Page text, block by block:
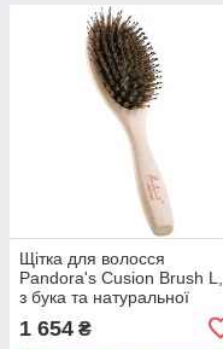
Щітка для волосся
Pandora's Cusion Brush L,
з бука та натуральної
щетини кабана (76330HI)
1 654 ₴